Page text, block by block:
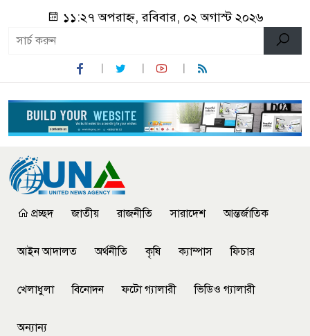
১১:২৭ অপরাহ্ন, রবিবার, ০২ অগাস্ট ২০২৬
প্রচ্ছদ জাতীয় রাজনীতি সারাদেশ আন্তর্জাতিক
আইন আদালত অর্থনীতি কৃষি ক্যাম্পাস ফিচার
খেলাধুলা বিনোদন ফটো গ্যালারী ভিডিও গ্যালারী
অন্যান্য